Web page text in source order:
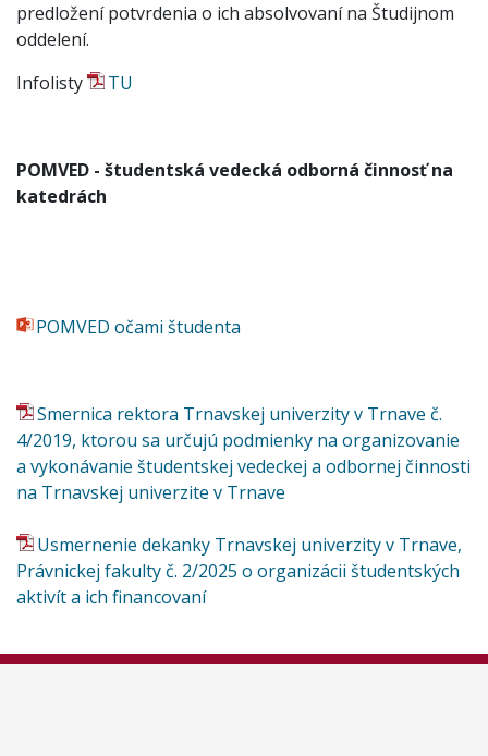
predložení potvrdenia o ich absolvovaní na Študijnom
oddelení.
Infolisty
TU
POMVED - študentská vedecká odborná činnosť na
katedrách
POMVED očami študenta
Smernica rektora Trnavskej univerzity v Trnave č.
4/2019, ktorou sa určujú podmienky na organizovanie
a vykonávanie študentskej vedeckej a odbornej činnosti
na Trnavskej univerzite v Trnave
Usmernenie dekanky Trnavskej univerzity v Trnave,
Právnickej fakulty č. 2/2025 o organizácii študentských
aktivít a ich financovaní